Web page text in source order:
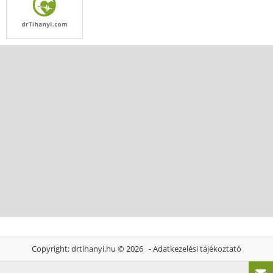
Copyright:drtihanyi.hu © 2026 -Adatkezelési tájékoztató